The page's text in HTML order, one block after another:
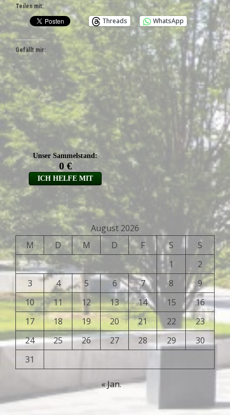
Teilen mit:
Threads WhatsApp
Gefällt mir:
August 2026
M
D M D F S
S
1
2
3
4 5 6 7 8
9
10
11 12 13 14 15
16
17
18 19 20 21 22
23
24
25 26 27 28 29
30
31
« Jan.